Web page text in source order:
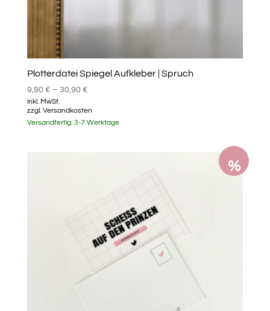
Plotterdatei Spiegel Aufkleber | Spruch
9,90 € – 30,90 €
inkl. MwSt.
zzgl. Versandkosten
Versandfertig: 3-7 Werktage
%